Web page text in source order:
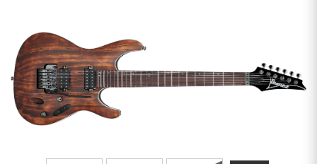
Synths & samplers
Studio